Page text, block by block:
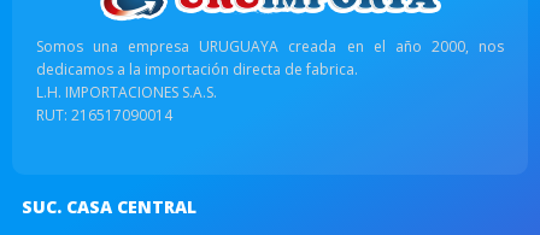
Somos una empresa URUGUAYA creada en el año 2000, nos
dedicamos a la importación directa de fabrica.
L.H. IMPORTACIONES S.A.S.
RUT: 216517090014
SUC. CASA CENTRAL